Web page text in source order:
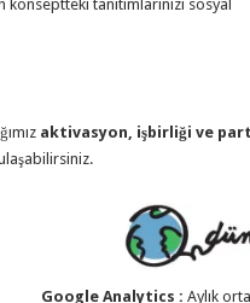
tanıtımlarınızı sosyal
aktivasyon, işbirliği ve
Google Analytics : Aylık